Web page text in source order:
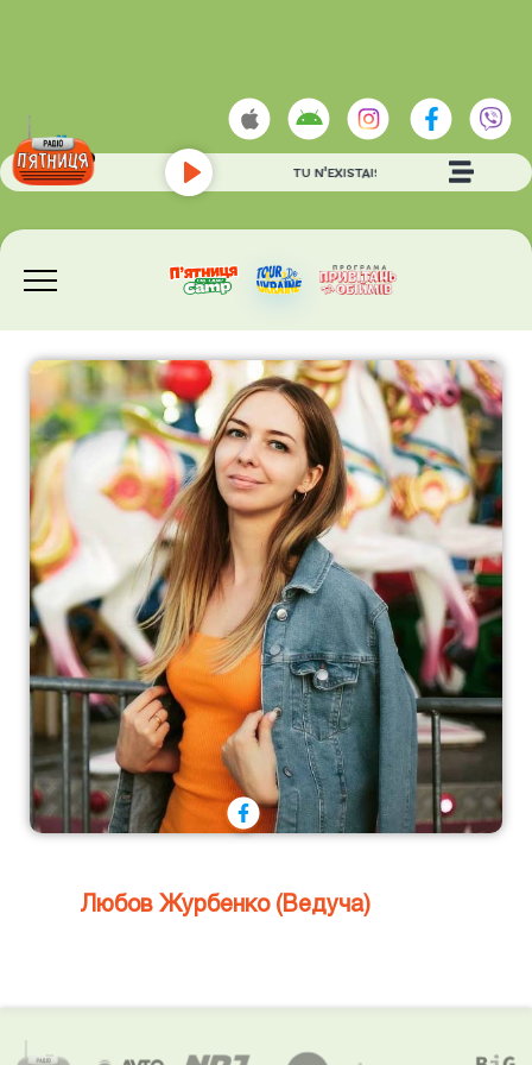
Play
JOE DASSIN - ET SI TU N'EXISTAIS PAS
Любов Журбенко (Ведуча)